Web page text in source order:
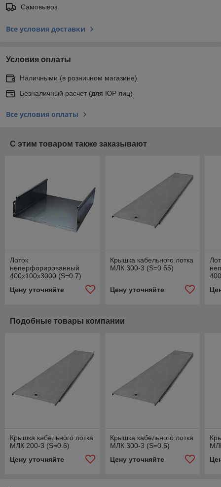
Самовывоз
Все условия доставки
Условия оплаты
Наличными (в розничном магазине)
Безналичный расчет (для ЮР лиц)
Все условия оплаты
С этим товаром также заказывают
Лоток
неперфорированный
400х100х3000 (S=0.7)
Цену уточняйте
Крышка кабельного лотка
МЛК 300-3 (S=0.55)
Цену уточняйте
Подобные товары компании
Крышка кабельного лотка
МЛК 200-3 (S=0.6)
Цену уточняйте
Крышка кабельного лотка
МЛК 300-3 (S=0.6)
Цену уточняйте